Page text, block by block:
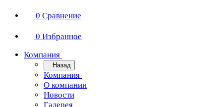
0 Сравнение
0 Избранное
Компания
Назад
Компания
О компании
Новости
Галерея